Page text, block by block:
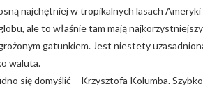
najchętniej w tropikalnych lasach Ameryki
ale to właśnie tam mają
gatunkiem. Jest niestety
waluta.
się domyślić – Krzysztofa Kolumba.